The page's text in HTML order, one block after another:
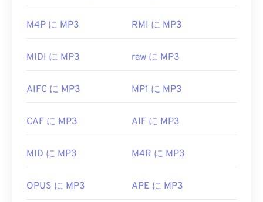
である「DIVX
」とは異なることを知っておくこと
「DivX ;-)」というウィンク絵文字で表記されてい
スに表現したものだったのです。
初回リリース:
https://www.divx.com/en/software/divx/
ばいいですか?
MP3ファイルは非常に普及しているため、ほとん
どの主要なオーディオ再生プログラムが対応してい
ラットフォームに応じて
iTunesまたは
プレビューすること
もできます。
はVLCメディアプレーヤーです。MP3拡張子を使用
Masterpointグリーンポイントデータ（現在は廃
M4P に MP3 RMI に MP3
MIDI に MP3 raw に MP3
AIFC に MP3 MP1 に MP3
CAF に MP3 AIF に MP3
MID に MP3 M4R に MP3
OPUS に MP3 APE に MP3